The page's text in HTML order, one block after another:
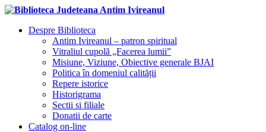
Despre Biblioteca
Antim Ivireanul – patron spiritual
Vitraliul cupolă „Facerea lumii”
Misiune, Viziune, Obiective generale BJAI
Politica în domeniul calității
Repere istorice
Historigrama
Sectii si filiale
Donatii de carte
Catalog on-line